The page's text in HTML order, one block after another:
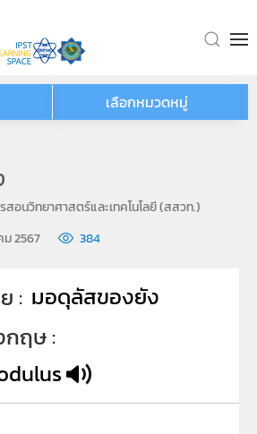
เลือกหมวดหมู่
อนวิทยาศาสตร์และเทคโนโลยี (สสวท.)
2567 384
มอดุลัสของยัง
กฤษ